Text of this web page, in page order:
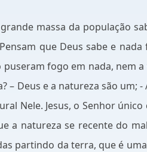
grande massa da população
que Deus sabe e
fogo em nada, nem
– Deus e a natureza são
Nele. Jesus, o Senhor
a natureza se recente do
partindo da terra, que é